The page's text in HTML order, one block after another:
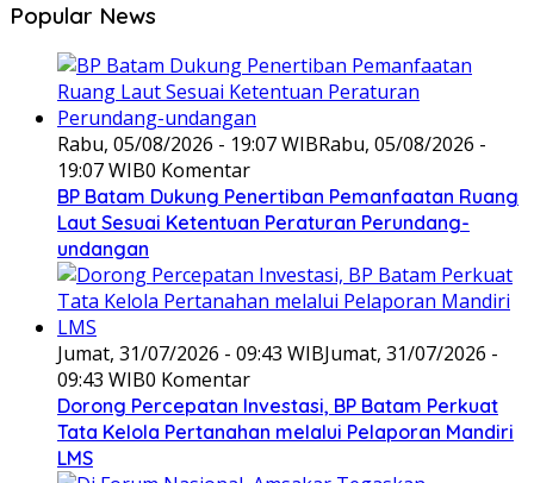
Popular News
Rabu, 05/08/2026 - 19:07 WIBRabu, 05/08/2026 -
19:07 WIB0 Komentar
BP Batam Dukung Penertiban Pemanfaatan Ruang
Laut Sesuai Ketentuan Peraturan Perundang-
undangan
Jumat, 31/07/2026 - 09:43 WIBJumat, 31/07/2026 -
09:43 WIB0 Komentar
Dorong Percepatan Investasi, BP Batam Perkuat
Tata Kelola Pertanahan melalui Pelaporan Mandiri
LMS